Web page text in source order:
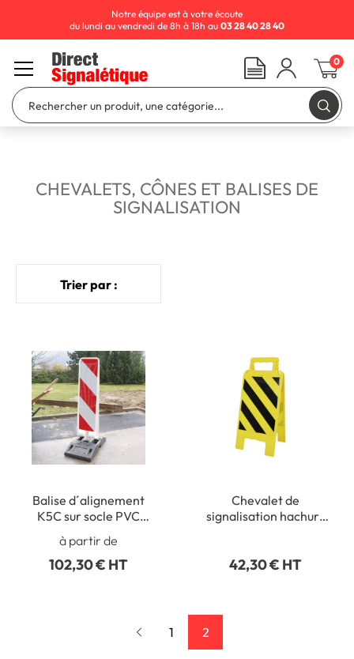
CHEVALETS, CÔNES ET BALISES DE
SIGNALISATION
Trier par :
Balise d´alignement
K5C sur socle PVC
à partir de
102,30 € HT
Chevalet de
signalisation hachuré
42,30 € HT
1 2
Notre équipe est à votre écoute
du lundi au vendredi de 8h à 18h au 03 28 40 28 40
0